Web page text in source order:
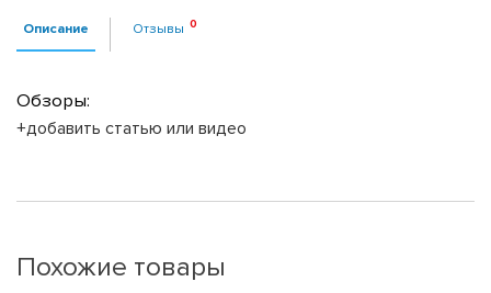
Описание Отзывы
Обзоры:
+добавить статью или видео
Похожие товары